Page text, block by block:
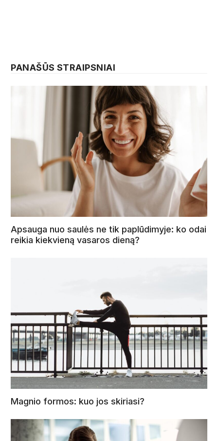
PANAŠŪS STRAIPSNIAI
Apsauga nuo saulės ne tik paplūdimyje: ko odai
reikia kiekvieną vasaros dieną?
Magnio formos: kuo jos skiriasi?